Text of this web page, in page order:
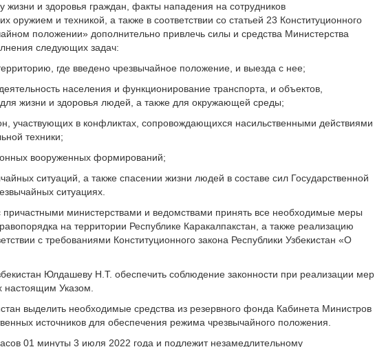
и здоровья граждан, факты нападения на сотрудников
оружием и техникой, а также в соответствии со статьей 23 Конституционного
положении» дополнительно привлечь силы и средства Министерства
следующих задач:
где введено чрезвычайное положение, и выезда с нее;
населения и функционирование транспорта, и объектов,
жизни и здоровья людей, а также для окружающей среды;
участвующих в конфликтах, сопровождающихся насильственными действиями
техники;
вооруженных формирований;
ситуаций, а также спасении жизни людей в составе сил Государственной
ситуациях.
министерствами и ведомствами принять все необходимые меры
на территории Республике Каракалпакстан, а также реализацию
с требованиями Конституционного закона Республики Узбекистан «О
Юлдашеву Н.Т. обеспечить соблюдение законности при реализации мер
настоящим Указом.
выделить необходимые средства из резервного фонда Кабинета Министров
источников для обеспечения режима чрезвычайного положения.
01 минуты 3 июля 2022 года и подлежит незамедлительному